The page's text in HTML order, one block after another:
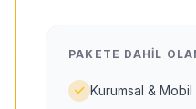
PAKETE DAHIL
Kurumsal &